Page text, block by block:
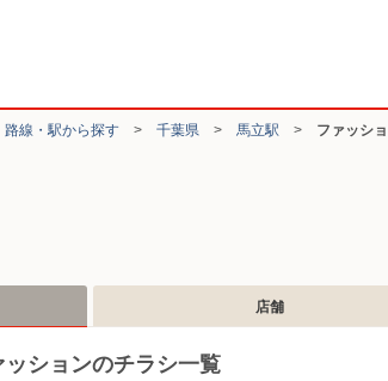
路線・駅から探す > 千葉県 > 馬立駅 > ファッシ
店舗
ションのチラシ一覧